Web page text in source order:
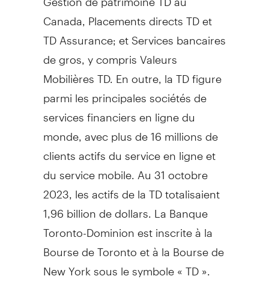
Canada , Placements directs TD et
TD Assurance; et Services bancaires
de gros, y compris Valeurs
Mobilières TD. En outre, la TD figure
parmi les principales sociétés de
services financiers en ligne du
monde, avec plus de 16 millions de
clients actifs du service en ligne et
du service mobile. Au 31 octobre
2023, les actifs de la TD totalisaient
1,96 billion de dollars. La Banque
Toronto-Dominion est inscrite à la
Bourse deTorontoet à la Bourse de
New Yorksous le symbole « TD ».